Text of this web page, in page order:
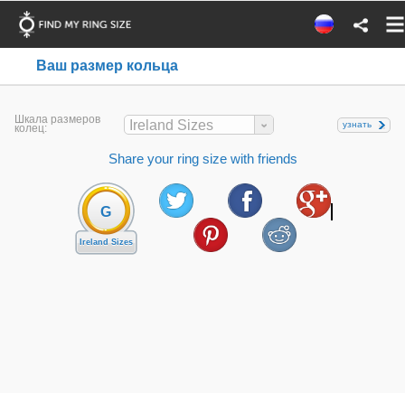
Ваш размер кольца
Шкала размеров
колец: Ireland Sizes узнать
Share your ring size with friends
G
Ireland Sizes